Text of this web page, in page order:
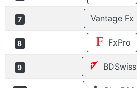
7 Vantage Fx
8 FxPro
9 BDSwiss